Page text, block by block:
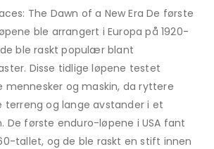
The Dawn of a New Era De første
ble arrangert i Europa på 1920-
ble raskt populær blant
Disse tidlige løpene testet
mennesker og maskin, da ryttere
og lange avstander i et
De første enduro-løpene i USA fant
tallet, og de ble raskt en stift innen